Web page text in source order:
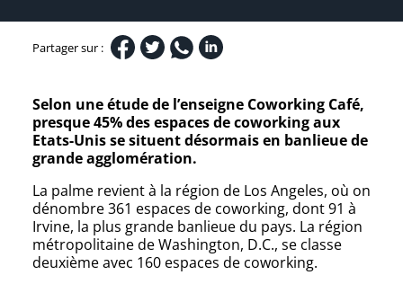
Partager sur :
Selon une étude de l’enseigne Coworking Café,
presque 45% des espaces de coworking aux
Etats-Unis se situent désormais en banlieue de
grande agglomération.
La palme revient à la région de Los Angeles, où on
dénombre 361 espaces de coworking, dont 91 à
Irvine, la plus grande banlieue du pays. La région
métropolitaine de Washington, D.C., se classe
deuxième avec 160 espaces de coworking.